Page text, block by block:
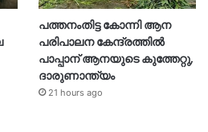
പത്തനംതിട്ട കോന്നി ആന
പരിപാലന കേന്ദ്രത്തിൽ
പാപ്പാന് ആനയുടെ കുത്തേറ്റു,
ദാരുണാന്ത്യം
21 hours ago